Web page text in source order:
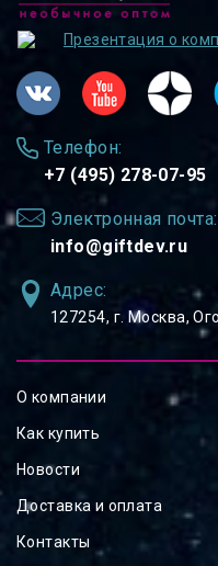
Презентация о
Телефон:
+7 (495) 278-07-95
Электронная почта:
info@giftdev.ru
Адрес:
127254, ⁠г. Москва,
О компании
Как купить
Новости
Доставка и оплата
Контакты